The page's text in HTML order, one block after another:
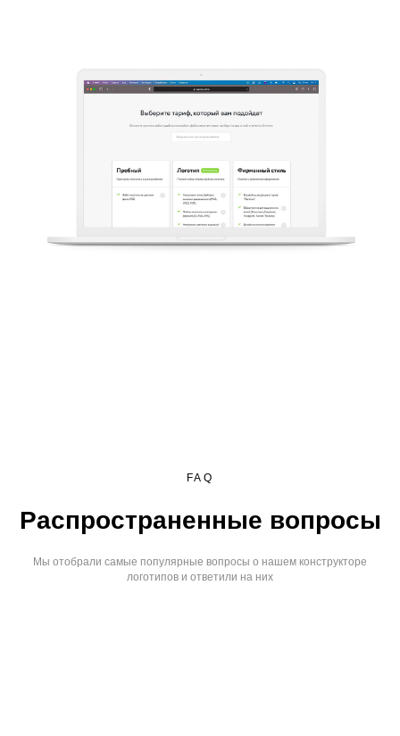
FAQ
Распространенные вопросы
Мы отобрали самые популярные вопросы о нашем конструкторе
логотипов и ответили на них